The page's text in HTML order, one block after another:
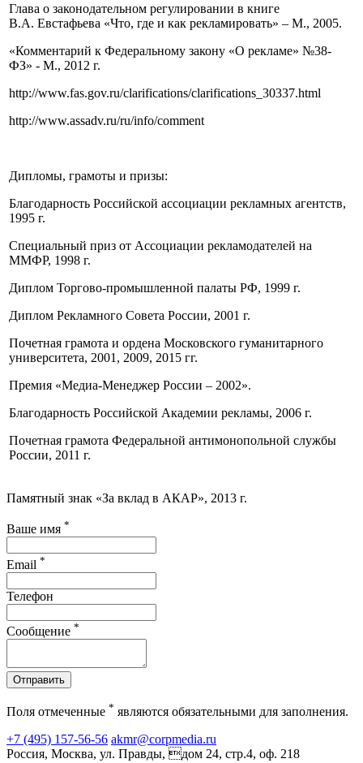
Глава о законодательном регулировании в книге
В.А. Евстафьева «Что, где и как рекламировать» – М., 2005.
«Комментарий к Федеральному закону «О рекламе» №38-
ФЗ» - М., 2012 г.
http://www.fas.gov.ru/clarifications/clarifications_30337.html
http://www.assadv.ru/ru/info/comment
Дипломы, грамоты и призы:
Благодарность Российской ассоциации рекламных агентств,
1995 г.
Специальный приз от Ассоциации рекламодателей на
ММФР, 1998 г.
Диплом Торгово-промышленной палаты РФ, 1999 г.
Диплом Рекламного Совета России, 2001 г.
Почетная грамота и ордена Московского гуманитарного
университета, 2001, 2009, 2015 гг.
Премия «Медиа-Менеджер России – 2002».
Благодарность Российской Академии рекламы, 2006 г.
Почетная грамота Федеральной антимонопольной службы
России, 2011 г.
Памятный знак «За вклад в АКАР», 2013 г.
Ваше имя *
Email *
Телефон
Сообщение *
Отправить
Поля отмеченные * являются обязательными для заполнения.
+7 (495) 157-56-56 akmr@corpmedia.ru
Россия, Москва, ул. Правды, дом 24, стр.4, оф. 218